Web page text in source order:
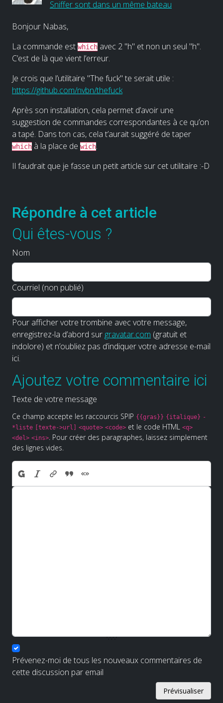
Sniffer sont dans un même bateau
Bonjour Nabas,
La commande est which avec 2 "h" et non un seul "h".
C’est de là que vient l’erreur.
Je crois que l’utilitaire "The fuck" te serait utile :
https://github.com/nvbn/thefuck
Après son installation, cela permet d’avoir une
suggestion de commandes correspondantes à ce qu’on
a tapé. Dans ton cas, cela t’aurait suggéré de taper
which à la place de wich.
Il faudrait que je fasse un petit article sur cet utilitaire :-D
Répondre à cet article
Qui êtes-vous ?
Nom
Courriel (non publié)
Pour afficher votre trombine avec votre message,
enregistrez-la d’abord sur gravatar.com (gratuit et
indolore) et n’oubliez pas d’indiquer votre adresse e-mail
ici.
Ajoutez votre commentaire ici
Texte de votre message
Ce champ accepte les raccourcis SPIP {{gras}} {italique} -
*liste [texte->url] <quote> <code> et le code HTML <q>
<del> <ins>. Pour créer des paragraphes, laissez simplement
des lignes vides.
Prévenez-moi de tous les nouveaux commentaires de
cette discussion par email